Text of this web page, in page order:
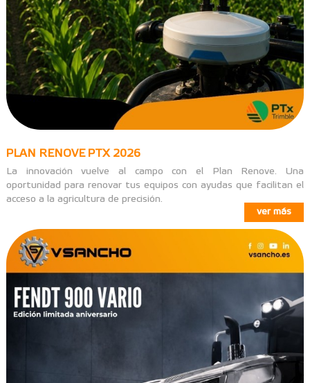
PLAN RENOVE PTX 2026
La innovación vuelve al campo con el Plan Renove. Una
oportunidad para renovar tus equipos con ayudas que facilitan el
acceso a la agricultura de precisión.
ver más